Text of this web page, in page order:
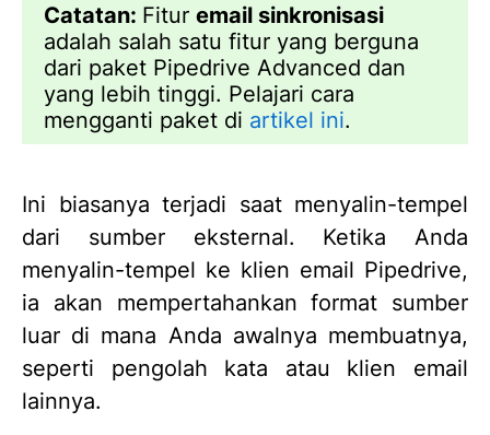
Catatan: Fitur email sinkronisasi
adalah salah satu fitur yang berguna
dari paket Pipedrive Advanced dan
yang lebih tinggi. Pelajari cara
mengganti paket di artikel ini.
Ini biasanya terjadi saat menyalin-tempel
dari sumber eksternal. Ketika Anda
menyalin-tempel ke klien email Pipedrive,
ia akan mempertahankan format sumber
luar di mana Anda awalnya membuatnya,
seperti pengolah kata atau klien email
lainnya.